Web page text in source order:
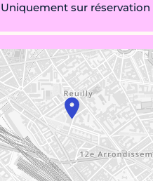
Uniquement sur réservation